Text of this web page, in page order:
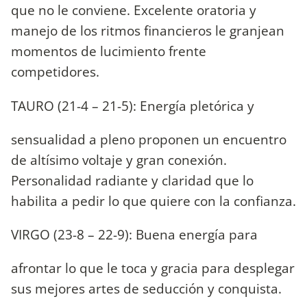
que no le conviene. Excelente oratoria y
manejo de los ritmos financieros le granjean
momentos de lucimiento frente
competidores.
TAURO (21-4 – 21-5): Energía pletórica y
sensualidad a pleno proponen un encuentro
de altísimo voltaje y gran conexión.
Personalidad radiante y claridad que lo
habilita a pedir lo que quiere con la confianza.
VIRGO (23-8 – 22-9): Buena energía para
afrontar lo que le toca y gracia para desplegar
sus mejores artes de seducción y conquista.